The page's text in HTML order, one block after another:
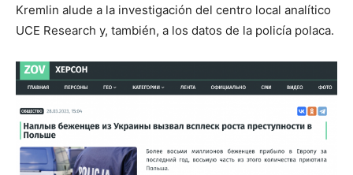
Kremlin alude a la investigación del centro local analítico
UCE Research y, también, a los datos de la policía polaca.